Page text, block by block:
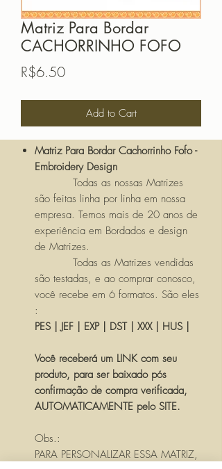
Matriz Para Bordar
CACHORRINHO FOFO
R$6.50Price
Add to Cart
Matriz Para Bordar Cachorrinho Fofo -
Embroidery Design
Todas as nossas Matrizes
são feitas linha por linha em nossa
empresa. Temos mais de 20 anos de
experiência em Bordados e design
de Matrizes.
Todas as Matrizes vendidas
são testadas, e ao comprar conosco,
você recebe em 6 formatos. São eles
:
PES | JEF | EXP | DST | XXX | HUS |
Você receberá um LINK com seu
produto, para ser baixado pós
confirmação de compra verificada,
AUTOMATICAMENTE pelo SITE.
Obs.:
PARA PERSONALIZAR ESSA MATRIZ,